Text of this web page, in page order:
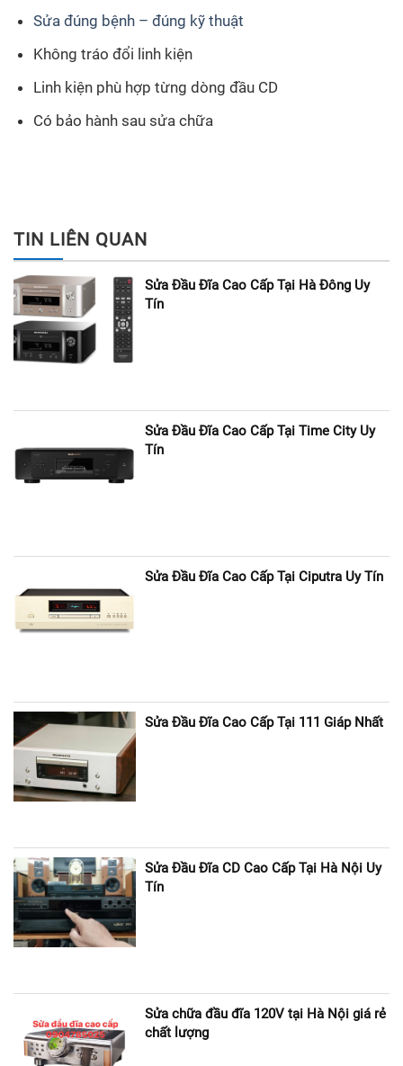
Sửa đúng bệnh – đúng kỹ thuật
Không tráo đổi linh kiện
Linh kiện phù hợp từng dòng đầu CD
Có bảo hành sau sửa chữa
TIN LIÊN QUAN
Sửa Đầu Đĩa Cao Cấp Tại Hà Đông Uy
Tín
Sửa Đầu Đĩa Cao Cấp Tại Time City Uy
Tín
Sửa Đầu Đĩa Cao Cấp Tại Ciputra Uy Tín
Sửa Đầu Đĩa Cao Cấp Tại 111 Giáp Nhất
Sửa Đầu Đĩa CD Cao Cấp Tại Hà Nội Uy
Tín
Sửa chữa đầu đĩa 120V tại Hà Nội giá rẻ
chất lượng